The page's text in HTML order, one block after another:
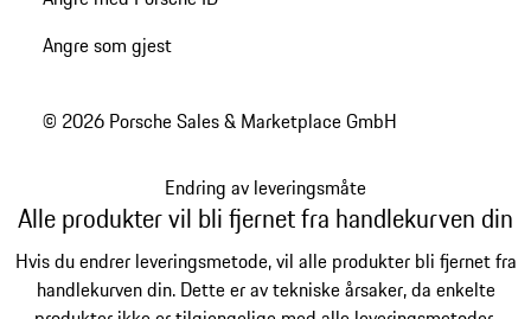
Angre som gjest
© 2026 Porsche Sales & Marketplace GmbH
Endring av leveringsmåte
Alle produkter vil bli fjernet fra handlekurven din
Hvis du endrer leveringsmetode, vil alle produkter bli fjernet fra
handlekurven din. Dette er av tekniske årsaker, da enkelte